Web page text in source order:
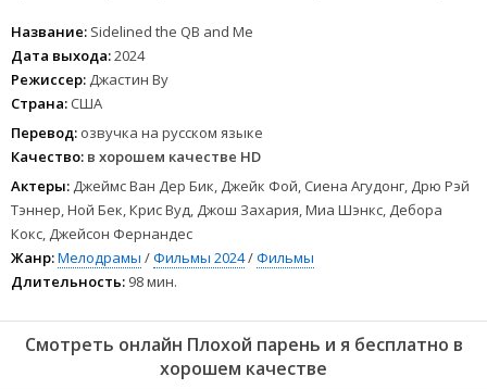
Название: Sidelined the QB and Me
Дата выхода:2024
Режиссер: Джастин Ву
Страна: США
Перевод: озвучка на русском языке
Качество: в хорошем качестве HD
Актеры: Джеймс Ван Дер Бик, Джейк Фой, Сиена Агудонг, Дрю Рэй
Тэннер, Ной Бек, Крис Вуд, Джош Захария, Миа Шэнкс, Дебора
Кокс, Джейсон Фернандес
Жанр:Мелодрамы /Фильмы 2024/Фильмы
Длительность: 98 мин.
Смотреть онлайн Плохой парень и я бесплатно в
хорошем качестве